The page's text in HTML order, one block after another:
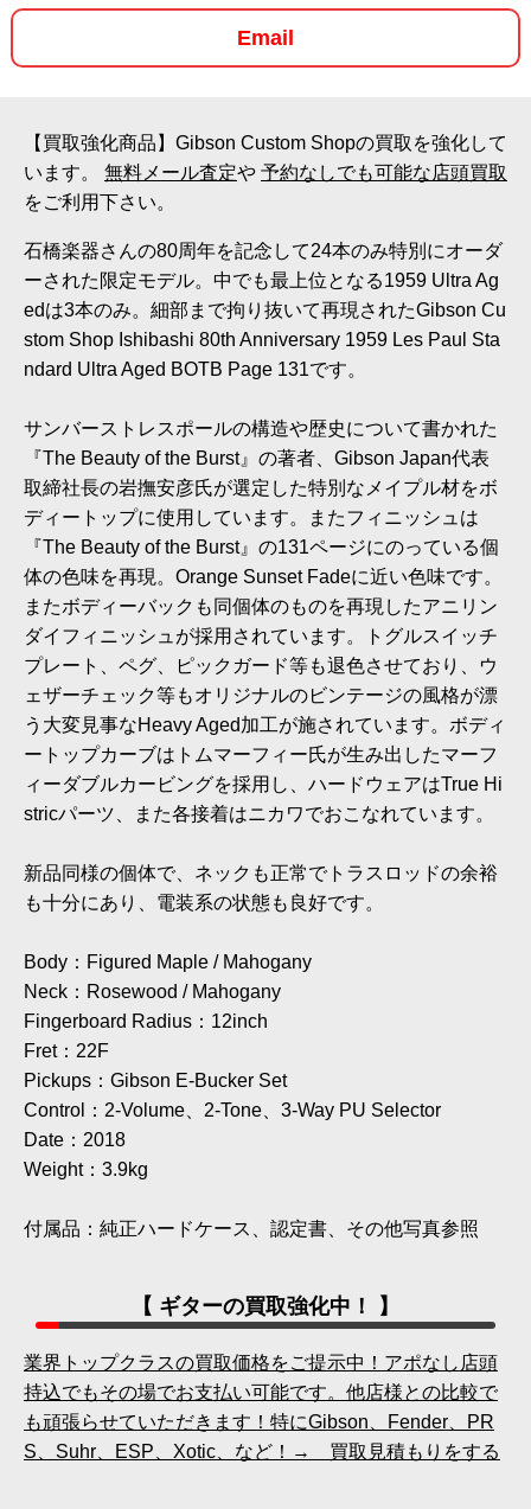
Email
【買取強化商品】Gibson Custom Shopの買取を強化して
います。 無料メール査定や 予約なしでも可能な店頭買取
をご利用下さい。
石橋楽器さんの80周年を記念して24本のみ特別にオーダ
ーされた限定モデル。中でも最上位となる1959 Ultra Ag
edは3本のみ。細部まで拘り抜いて再現されたGibson Cu
stom Shop Ishibashi 80th Anniversary 1959 Les Paul Sta
ndard Ultra Aged BOTB Page 131です。
サンバーストレスポールの構造や歴史について書かれた
『The Beauty of the Burst』の著者、Gibson Japan代表
取締社長の岩撫安彦氏が選定した特別なメイプル材をボ
ディートップに使用しています。またフィニッシュは
『The Beauty of the Burst』の131ページにのっている個
体の色味を再現。Orange Sunset Fadeに近い色味です。
またボディーバックも同個体のものを再現したアニリン
ダイフィニッシュが採用されています。トグルスイッチ
プレート、ペグ、ピックガード等も退色させており、ウ
ェザーチェック等もオリジナルのビンテージの風格が漂
う大変見事なHeavy Aged加工が施されています。ボディ
ートップカーブはトムマーフィー氏が生み出したマーフ
ィーダブルカービングを採用し、ハードウェアはTrue Hi
stricパーツ、また各接着はニカワでおこなれています。
新品同様の個体で、ネックも正常でトラスロッドの余裕
も十分にあり、電装系の状態も良好です。
Body：Figured Maple / Mahogany
Neck：Rosewood / Mahogany
Fingerboard Radius：12inch
Fret：22F
Pickups：Gibson E-Bucker Set
Control：2-Volume、2-Tone、3-Way PU Selector
Date：2018
Weight：3.9kg
付属品：純正ハードケース、認定書、その他写真参照
【 ギターの買取強化中！ 】
業界トップクラスの買取価格をご提示中！アポなし店頭
持込でもその場でお支払い可能です。他店様との比較で
も頑張らせていただきます！特にGibson、Fender、PR
S、Suhr、ESP、Xotic、など！→ 買取見積もりをする